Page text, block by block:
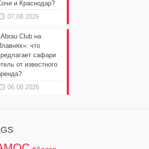
и Краснодар?
07.08.2026
Club на
что
сафари
от известного
06.08.2026